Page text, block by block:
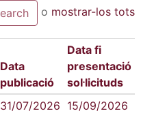
o mostrar-los tots
Data
publicació
Data fi
presentació
sol·licituds
31/07/2026 15/09/2026